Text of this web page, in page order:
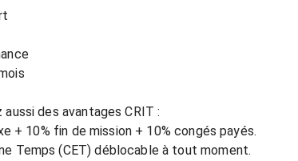
des avantages CRIT :
+ 10% fin de mission + 10% congés payés.
Temps (CET) déblocable à tout moment.